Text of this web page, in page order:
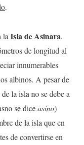
.
la Isla de Asinara,
de longitud al
innumerables
albinos. A pesar de
la isla no se debe a
se diceasino)
de la isla que en
de convertirse en